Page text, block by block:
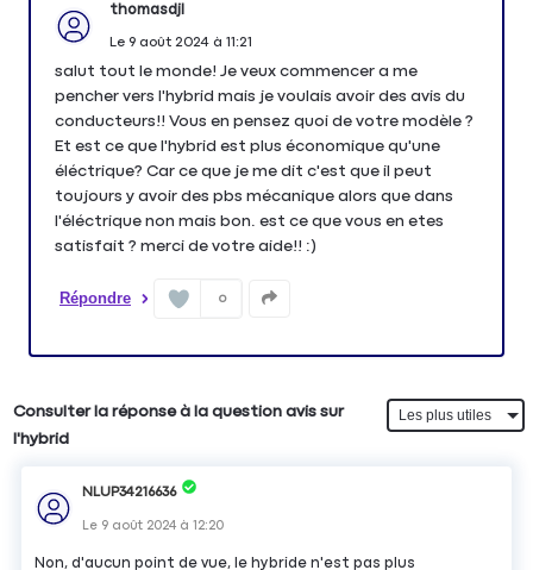
thomasdjl
Le 9 août 2024à 11:21
salut tout le monde! Je veux commencer a me
pencher vers l'hybrid mais je voulais avoir des avis du
conducteurs!! Vous en pensez quoi de votre modèle ?
Et est ce que l'hybrid est plus économique qu'une
éléctrique? Car ce que je me dit c'est que il peut
toujours y avoir des pbs mécanique alors que dans
l'éléctrique non mais bon. est ce que vous en etes
Répondre 0
Consulter la réponse à la question avis sur
l'hybrid
NLUP34216636
Le 9 août 2024 à12:20
Non, d'aucun point de vue, le hybride n'est pas plus